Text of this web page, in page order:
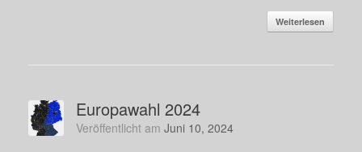
Weiterlesen
Europawahl 2024
Veröffentlicht am Juni 10, 2024